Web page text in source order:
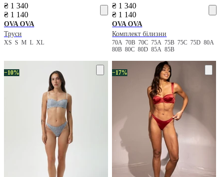
₴ 1 340
₴ 1 140
OVA OVA
Труси
XS S M L XL
₴ 1 340
₴ 1 140
OVA OVA
Комплект білизни
70A70B70C75A75B75C75D80A
80B80C80D85A85B
−10% −17%